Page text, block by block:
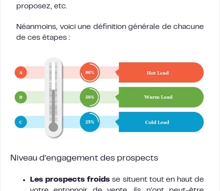
proposez, etc.
Néanmoins, voici une définition générale de chacune
de ces étapes :
Niveau d’engagement des prospects
Les prospects froids se situent tout en haut de